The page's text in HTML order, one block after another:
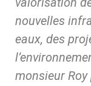
nouvelles
eaux, des
monsieur